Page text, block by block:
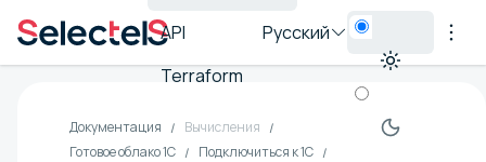
API
Terraform
Русский
Документация
Вычисления
Готовое облако 1C
Подключиться к 1С